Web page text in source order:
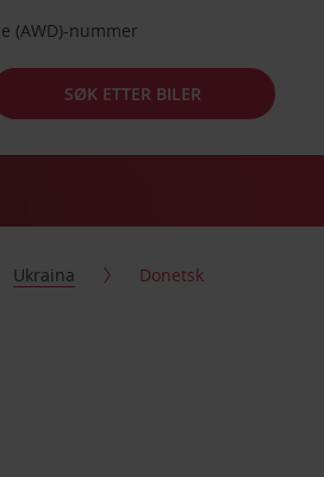
(AWD)-nummer
SØK ETTER BILER
Ukraina Donetsk